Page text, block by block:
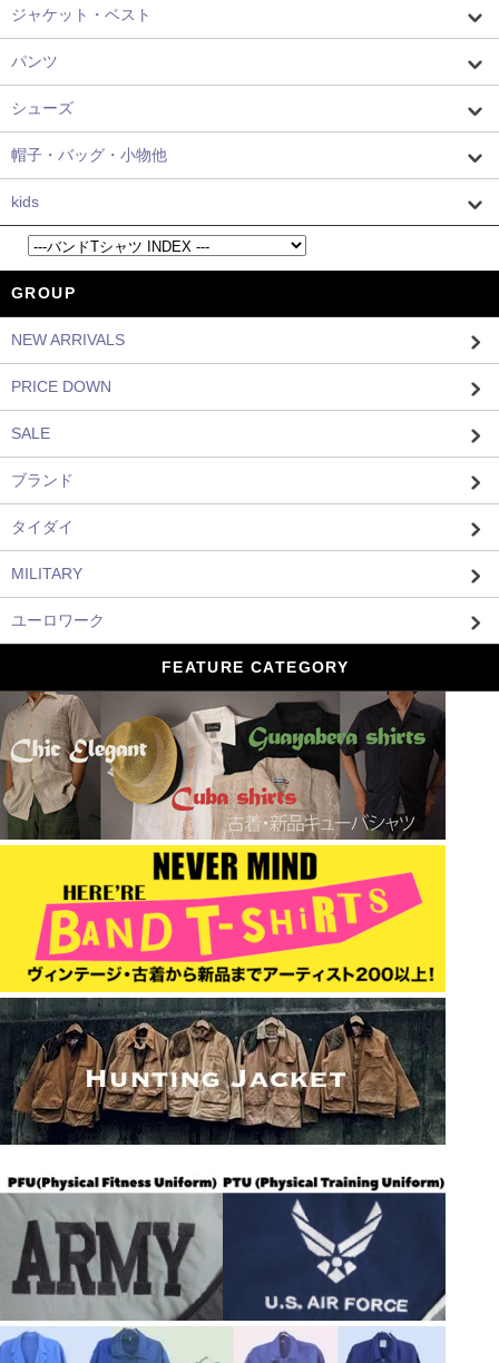
ジャケット・ベスト
パンツ
シューズ
帽子・バッグ・小物他
kids
GROUP
NEW ARRIVALS
PRICE DOWN
SALE
ブランド
タイダイ
MILITARY
ユーロワーク
FEATURE CATEGORY